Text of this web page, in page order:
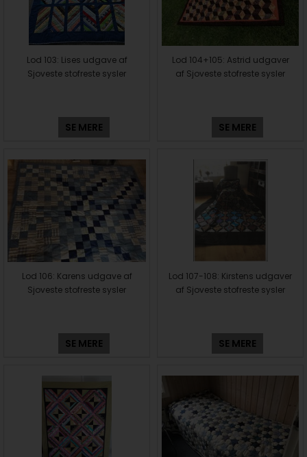
Lod 103: Lises udgave af
Sjoveste stofreste sysler
SE MERE
Lod 104+105: Astrid udgaver
af Sjoveste stofreste sysler
SE MERE
Lod 106: Karens udgave af
Sjoveste stofreste sysler
SE MERE
Lod 107-108: Kirstens udgaver
af Sjoveste stofreste sysler
SE MERE